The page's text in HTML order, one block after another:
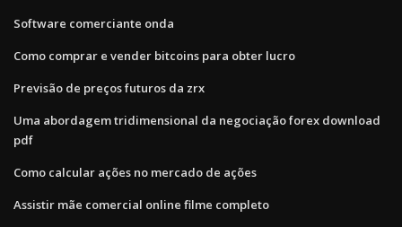
Software comerciante onda
Como comprar e vender bitcoins para obter lucro
Previsão de preços futuros da zrx
Uma abordagem tridimensional da negociação forex download
pdf
Como calcular ações no mercado de ações
Assistir mãe comercial online filme completo